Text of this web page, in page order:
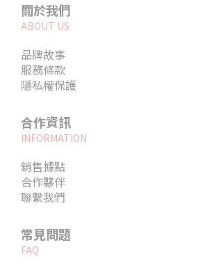
關於我們
ABOUT US
品牌故事
服務條款
隱私權保護
合作資訊
INFORMATION
銷售據點
合作夥伴
聯繫我們
常見問題
FAQ